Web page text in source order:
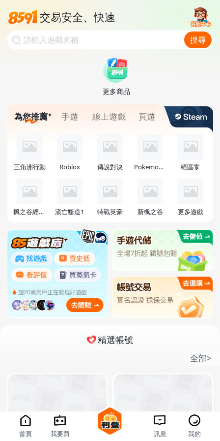
交易安全、快速
資金託管保障
請輸入遊戲名稱 搜尋
更多商品
為您推薦 手遊 線上遊戲 頁遊
三角洲行動 Roblox 傳說對決 Pokemon GO 絕區零
楓之谷經典版 流亡黯道1 特戰英豪 新楓之谷 更多遊戲
精選帳號
棕色塵
全部>
首頁 我要買 訊息 我的